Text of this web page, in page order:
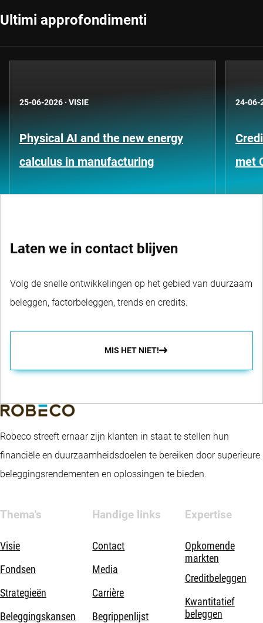
Ultimi approfondimenti
25-06-2026 · VISIE
Physical AI and the new energy
calculus in manufacturing
24-06-
met
Laten we in contact blijven
Volg de snelle ontwikkelingen op het gebied van duurzaam
beleggen, factorbeleggen, trends en credits.
MIS HET NIET!
Robeco streeft ernaar zijn klanten in staat te stellen hun
financiële en duurzaamheidsdoelen te bereiken door superieure
beleggingsrendementen en oplossingen te bieden.
Thema's
Visie
Fondsen
Strategieën
Beleggingskansen
Handige links
Contact
Media
Carrière
Begrippenlijst
Expertise
Opkomende
markten
Creditbeleggen
Kwantitatief
beleggen